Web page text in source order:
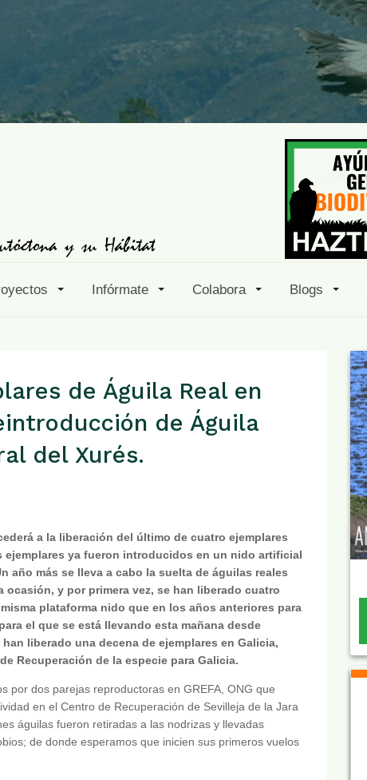
Infórmate Colabora Blogs
de Águila Real en
de Águila
del Xurés.
a la liberación del último de cuatro ejemplares
ejemplares ya fueron introducidos en un nido artificial
año más se lleva a cabo la suelta de águilas reales
y por primera vez, se han liberado cuatro
plataforma nido que en los años anteriores para
el que se está llevando esta mañana desde
liberado una decena de ejemplares en Galicia,
Recuperación de la especie para Galicia.
por dos parejas reproductoras en GREFA, ONG que
en el Centro de Recuperación de Sevilleja de la Jara
águilas fueron retiradas a las nodrizas y llevadas
de donde esperamos que inicien sus primeros vuelos